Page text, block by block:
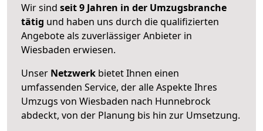
Wir sind seit 9 Jahren in der Umzugsbranche
tätig und haben uns durch die qualifizierten
Angebote als zuverlässiger Anbieter in
Wiesbaden erwiesen.
Unser Netzwerk bietet Ihnen einen
umfassenden Service, der alle Aspekte Ihres
Umzugs von Wiesbaden nach Hunnebrock
abdeckt, von der Planung bis hin zur Umsetzung.